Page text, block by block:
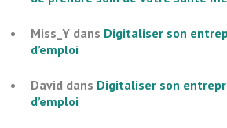
Miss_Y dans Digitaliser son
d’emploi
David dans Digitaliser son
d’emploi